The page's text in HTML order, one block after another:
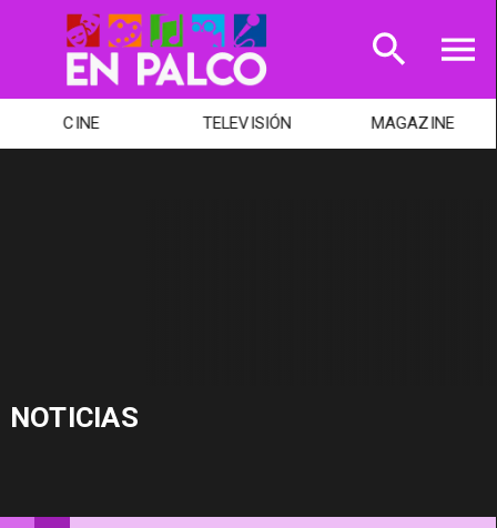
CINE TELEVISIÓN MAGAZINE
NOTICIAS